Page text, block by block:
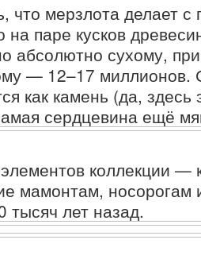
что мерзлота делает
паре кусков
абсолютно сухому,
— 12–17 миллионов.
как камень (да,
сердцевина ещё
коллекции —
мамонтам,
тысяч лет назад.